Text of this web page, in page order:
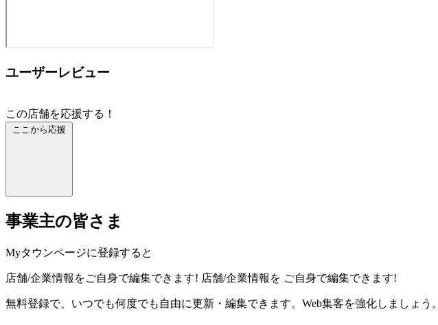
ユーザーレビュー
この店舗を応援する！
ここから応援
事業主の皆さま
Myタウンページに登録すると
店舗/企業情報をご自身で編集できます! 店舗/企業情報を ご自身で編集できます!
無料登録で、いつでも何度でも自由に更新・編集できます。Web集客を強化しましょう。